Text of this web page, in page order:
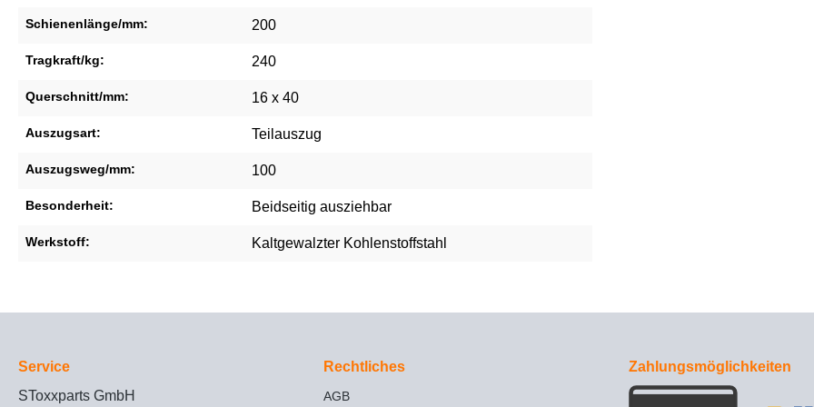
Schienenlänge/mm: 200
Tragkraft/kg: 240
Querschnitt/mm: 16 x 40
Auszugsart: Teilauszug
Auszugsweg/mm: 100
Besonderheit: Beidseitig ausziehbar
Werkstoff: Kaltgewalzter Kohlenstoffstahl
Service
SToxxparts GmbH
Rechtliches
AGB
Zahlungsmöglichkeiten